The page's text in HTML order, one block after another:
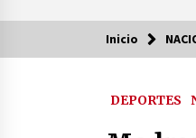
Inicio
DEPORTES